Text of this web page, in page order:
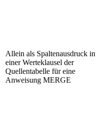
Allein als Spaltenausdruck in
einer Werteklausel der
Quellentabelle für eine
Anweisung MERGE